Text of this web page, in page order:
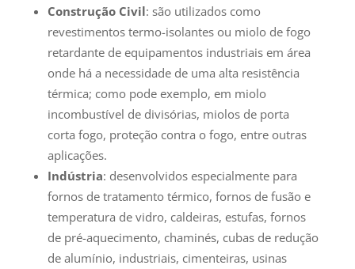
Construção Civil: são utilizados como
revestimentos termo-isolantes ou miolo de fogo
retardante de equipamentos industriais em área
onde há a necessidade de uma alta resistência
térmica; como pode exemplo, em miolo
incombustível de divisórias, miolos de porta
corta fogo, proteção contra o fogo, entre outras
aplicações.
Indústria: desenvolvidos especialmente para
fornos de tratamento térmico, fornos de fusão e
temperatura de vidro, caldeiras, estufas, fornos
de pré-aquecimento, chaminés, cubas de redução
de alumínio, industriais, cimenteiras, usinas